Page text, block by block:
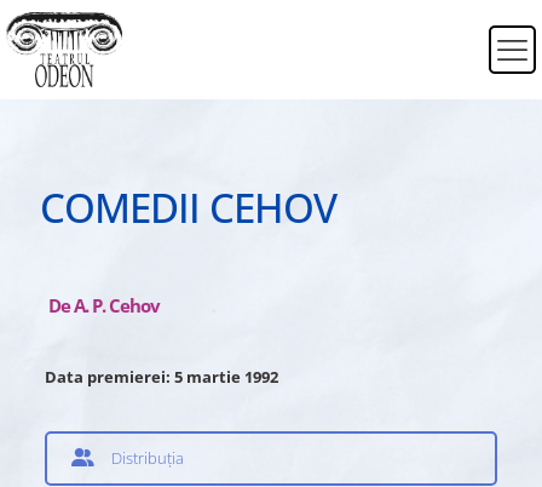
COMEDII CEHOV
De A. P. Cehov
Data premierei: 5 martie 1992
Distribuția